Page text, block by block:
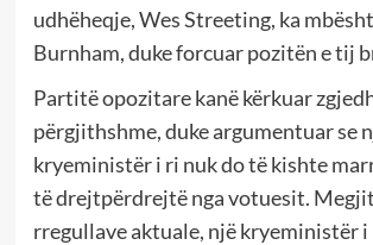
udhëheqje, Wes Streeting, ka
Burnham, duke forcuar pozitën e tij
Partitë opozitare kanë kërkuar
përgjithshme, duke argumentuar se
kryeministër i ri nuk do të kishte
të drejtpërdrejtë nga votuesit.
rregullave aktuale, një kryeministër